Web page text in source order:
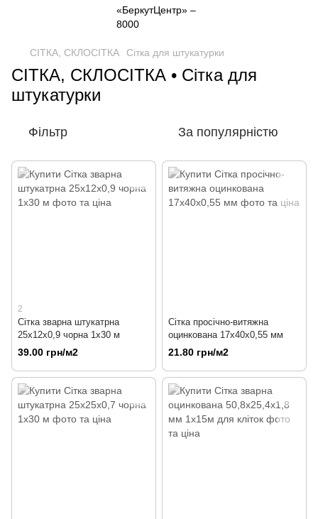
СІТКА, СКЛОСІТКА Сітка для штукатурки
СІТКА, СКЛОСІТКА • Сітка для
штукатурки
Фільтр За популярністю
2
Сітка зварна штукатрна
25х12х0,9 чорна 1х30 м
39.00 грн/м2
Сітка просічно-витяжна
оцинкована 17х40х0,55 мм
21.80 грн/м2